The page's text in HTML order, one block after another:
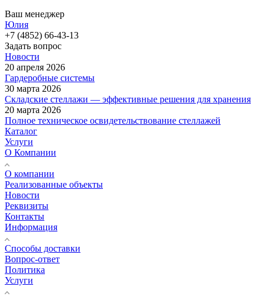
Ваш менеджер
Юлия
+7 (4852) 66-43-13
Задать вопрос
Новости
20 апреля 2026
Гардеробные системы
30 марта 2026
Складские стеллажи — эффективные решения для хранения
20 марта 2026
Полное техническое освидетельствование стеллажей
Каталог
Услуги
О Компании
О компании
Реализованные объекты
Новости
Реквизиты
Контакты
Информация
Способы доставки
Вопрос-ответ
Политика
Услуги